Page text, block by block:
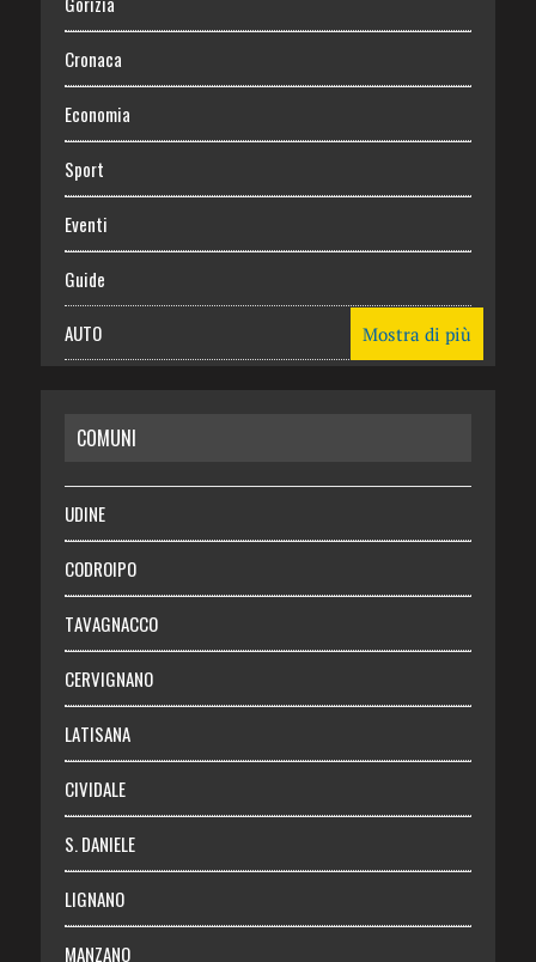
Cronaca
Economia
Sport
Eventi
Guide
AUTO
RISPARMIO
SALUTE
Necrologie
Chi siamo
Abbonati
Login
Mostra di più
COMUNI
UDINE
CODROIPO
TAVAGNACCO
CERVIGNANO
LATISANA
CIVIDALE
S. DANIELE
LIGNANO
MANZANO